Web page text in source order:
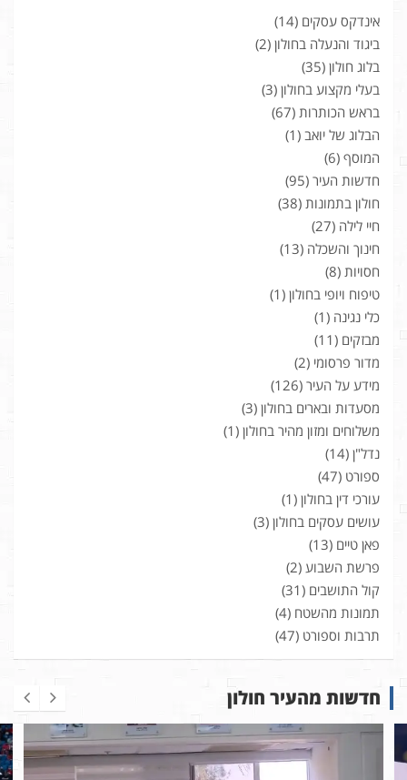
אינדקס עסקים (14)
ביגוד והנעלה בחולון (2)
בלוג חולון (35)
בעלי מקצוע בחולון (3)
בראש הכותרות (67)
הבלוג של יואב (1)
המוסף (6)
חדשות העיר (95)
חולון בתמונות (38)
חיי לילה (27)
חינוך והשכלה (13)
חסויות (8)
טיפוח ויופי בחולון (1)
כלי נגינה (1)
מבזקים (11)
מדור פרסומי (2)
מידע על העיר (126)
מסעדות ובארים בחולון (3)
משלוחים ומזון מהיר בחולון (1)
נדל"ן (14)
ספורט (47)
עורכי דין בחולון (1)
עושים עסקים בחולון (3)
פאן טיים (13)
פרשת השבוע (2)
קול התושבים (31)
תמונות מהשטח (4)
תרבות וספורט (47)
חדשות מהעיר חולון